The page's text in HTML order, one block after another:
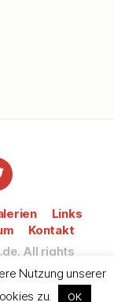
Links
Kontakt
All rights
Nutzung unserer
zu.
OK